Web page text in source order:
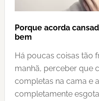
Porque acorda
bem
Há poucas coisas tão
manhã, perceber que
completas na cama e
completamente